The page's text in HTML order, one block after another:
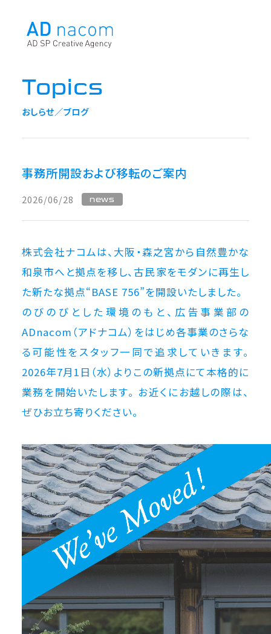
Topics
おしらせ／ブログ
事務所開設および移転のご案内
2026/06/28 news
株式会社ナコムは、大阪・森之宮から自然豊かな
和泉市へと拠点を移し、古民家をモダンに再生し
た新たな拠点“BASE 756”を開設いたしました。
のびのびとした環境のもと、広告事業部の
ADnacom（アドナコム）をはじめ各事業のさらな
る可能性をスタッフ一同で追求していきます。
2026年7月1日（水）よりこの新拠点にて本格的に
業務を開始いたします。 お近くにお越しの際は、
ぜひお立ち寄りください。